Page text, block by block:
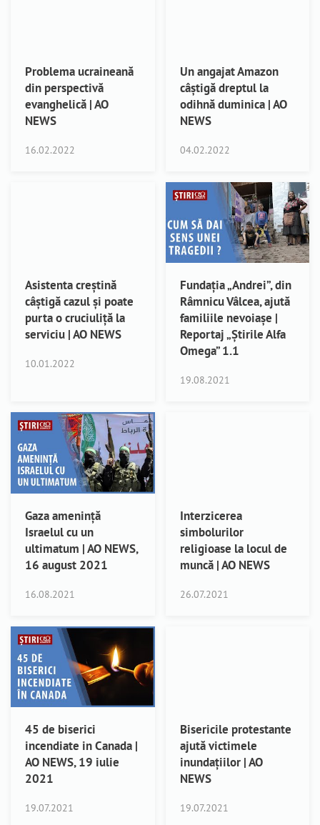
Problema ucraineană
din perspectivă
evanghelică | AO
NEWS
16.02.2022
Un angajat Amazon
câștigă dreptul la
odihnă duminica | AO
NEWS
04.02.2022
Asistenta creștină
câștigă cazul și poate
purta o cruciuliță la
serviciu | AO NEWS
10.01.2022
Fundația „Andrei”, din
Râmnicu Vâlcea, ajută
familiile nevoiașe |
Reportaj „Știrile Alfa
Omega” 1.1
19.08.2021
Gaza amenință
Israelul cu un
ultimatum | AO NEWS,
16 august 2021
16.08.2021
Interzicerea
simbolurilor
religioase la locul de
muncă | AO NEWS
26.07.2021
45 de biserici
incendiate in Canada |
AO NEWS, 19 iulie
2021
19.07.2021
Bisericile protestante
ajută victimele
inundațiilor | AO
NEWS
19.07.2021